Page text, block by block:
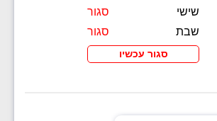
שישי
סגור
שבת
סגור
סגור עכשיו